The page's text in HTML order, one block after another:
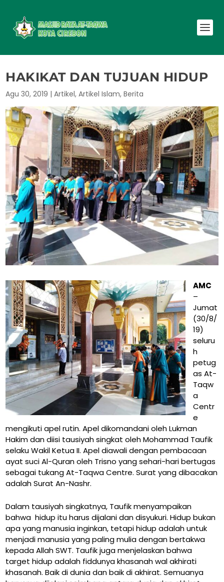
HAKIKAT DAN TUJUAN HIDUP
Agu 30, 2019 |Artikel,Artikel Islam,Berita
AMC
–
Jumat
(30/8/
19)
seluru
h
petug
as At-
Taqw
a
Centr
e
mengikuti apel rutin. Apel dikomandani oleh Lukman
Hakim dan diisi tausiyah singkat oleh Mohammad Taufik
selaku Wakil Ketua II. Apel diawali dengan pembacaan
ayat suci Al-Quran oleh Trisno yang sehari-hari bertugas
sebagai tukang At-Taqwa Centre. Surat yang dibacakan
adalah Surat An-Nashr.
Dalam tausiyah singkatnya, Taufik menyampaikan
bahwa hidup itu harus dijalani dan disyukuri. Hidup bukan
apa yang manusia inginkan, tetapi hidup adalah untuk
menjadi manusia yang paling mulia dengan bertakwa
kepada Allah SWT. Taufik juga menjelaskan bahwa
target hidup adalah fiddunya khasanah wal akhirati
khasanah. Baik di dunia dan baik di akhirat. Semuanya